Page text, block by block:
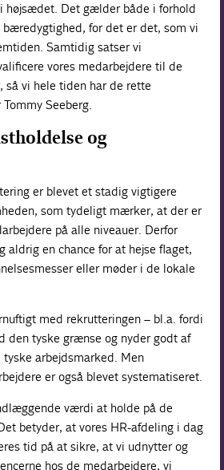
højsædet. Det gælder både i forhold
for det er det, som vi
Samtidig satser vi
vores medarbejdere til de
vi hele tiden har de rette
Seeberg.
og
er blevet et stadig vigtigere
som tydeligt mærker, at der er
på alle niveauer. Derfor
aldrig en chance for at hejse flaget,
eller møder i de lokale
med rekrutteringen – bl.a. fordi
den tyske grænse og nyder godt af
arbejdsmarked. Men
er også blevet systematiseret.
værdi at holde på de
betyder, at vores HR-afdeling i dag
tid på at sikre, at vi udnytter og
hos de medarbejdere, vi